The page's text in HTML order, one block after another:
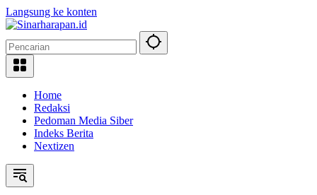
Langsung ke konten
Home
Redaksi
Pedoman Media Siber
Indeks Berita
Nextizen